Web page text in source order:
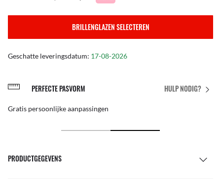
BRILLENGLAZEN SELECTEREN
Geschatte leveringsdatum: 17-08-2026
HULP NODIG?
PERFECTE PASVORM
Gratis persoonlijke aanpassingen
PRODUCTGEGEVENS